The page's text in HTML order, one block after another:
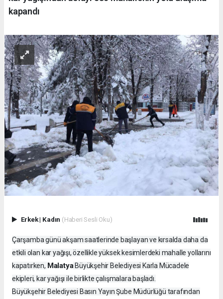
kapandı
Erkek| Kadın (Haberi Sesli Oku)
Çarşamba günü akşam saatlerinde başlayan ve kırsalda daha da
etkili olan kar yağışı, özellikle yüksek kesimlerdeki mahalle yollarını
kapatırken, Malatya Büyükşehir Belediyesi Karla Mücadele
ekipleri, kar yağışı ile birlikte çalışmalara başladı.
Büyükşehir Belediyesi Basın Yayın Şube Müdürlüğü tarafından